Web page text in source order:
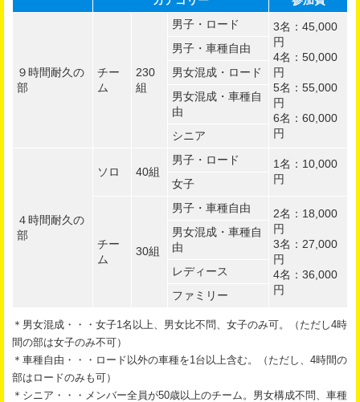
９時間耐久の
部
チー
ム
230
組
男子・ロード
3名：45,000
円
4名：50,000
円
5名：55,000
円
6名：60,000
円
男子・車種自由
男女混成・ロード
男女混成・車種自
由
シニア
４時間耐久の
部
ソロ 40組
男子・ロード
1名：10,000
円
女子
チー
ム
30組
男子・車種自由
2名：18,000
円
3名：27,000
円
4名：36,000
円
男女混成・車種自
由
レディース
ファミリー
＊男女混成・・・女子1名以上、男女比不問、女子のみ可。（ただし4時
間の部は女子のみ不可）
＊車種自由・・・ロード以外の車種を1台以上含む。（ただし、4時間の
部はロードのみも可）
＊シニア・・・メンバー全員が50歳以上のチーム。男女構成不問、車種